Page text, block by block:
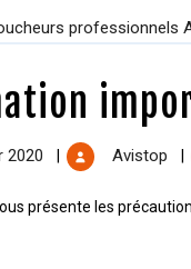
professionnels
2020 Avistop